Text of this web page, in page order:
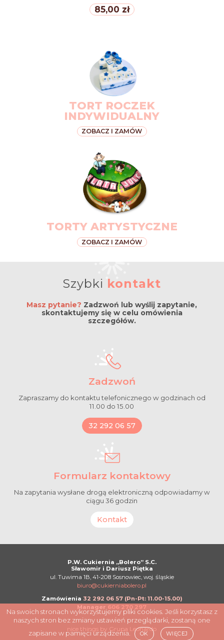
85,00 zł
TORT ROCZEK
INDYWIDUALNY
ZOBACZ I ZAMÓW
TORTY ARTYSTYCZNE
ZOBACZ I ZAMÓW
Szybki kontakt
Masz pytanie? Zadzwoń lub wyślij zapytanie,
skontaktujemy się w celu omówienia
szczegółów.
Zadzwoń
Zapraszamy do kontaktu telefonicznego w godzinach od
11.00 do 15.00
32 292 06 57
Formularz kontaktowy
Na zapytania wysłane drogą elektroniczną odpowiadamy w
ciągu 36 godzin
Kontakt
P.W. Cukiernia „Bolero” S.C.
Sławomir i Dariusz Piętka
ul. Tuwima 1B, 41-208 Sosnowiec, woj. śląskie
biuro@cukierniabolero.pl
Zamówienia 32 292 06 57 (Pn-Pt: 11.00-15.00)
Manager 606 270 297
nice things by Grupa Leonardo
Na swoich stronach wykorzystujemy pliki cookies. Jeśli korzystasz z
naszych stron bez zmiany ustawień przeglądarki, zostaną one
zapisane w pamięci urządzenia.
OK WIĘCEJ